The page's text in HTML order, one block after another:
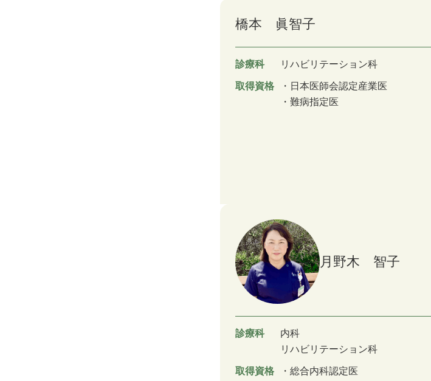
橋本 眞智子
診療科 リハビリテーション科
取得資格
日本医師会認定産業医
難病指定医
月野木 智子
診療科
内科
リハビリテーション科
取得資格
総合内科認定医